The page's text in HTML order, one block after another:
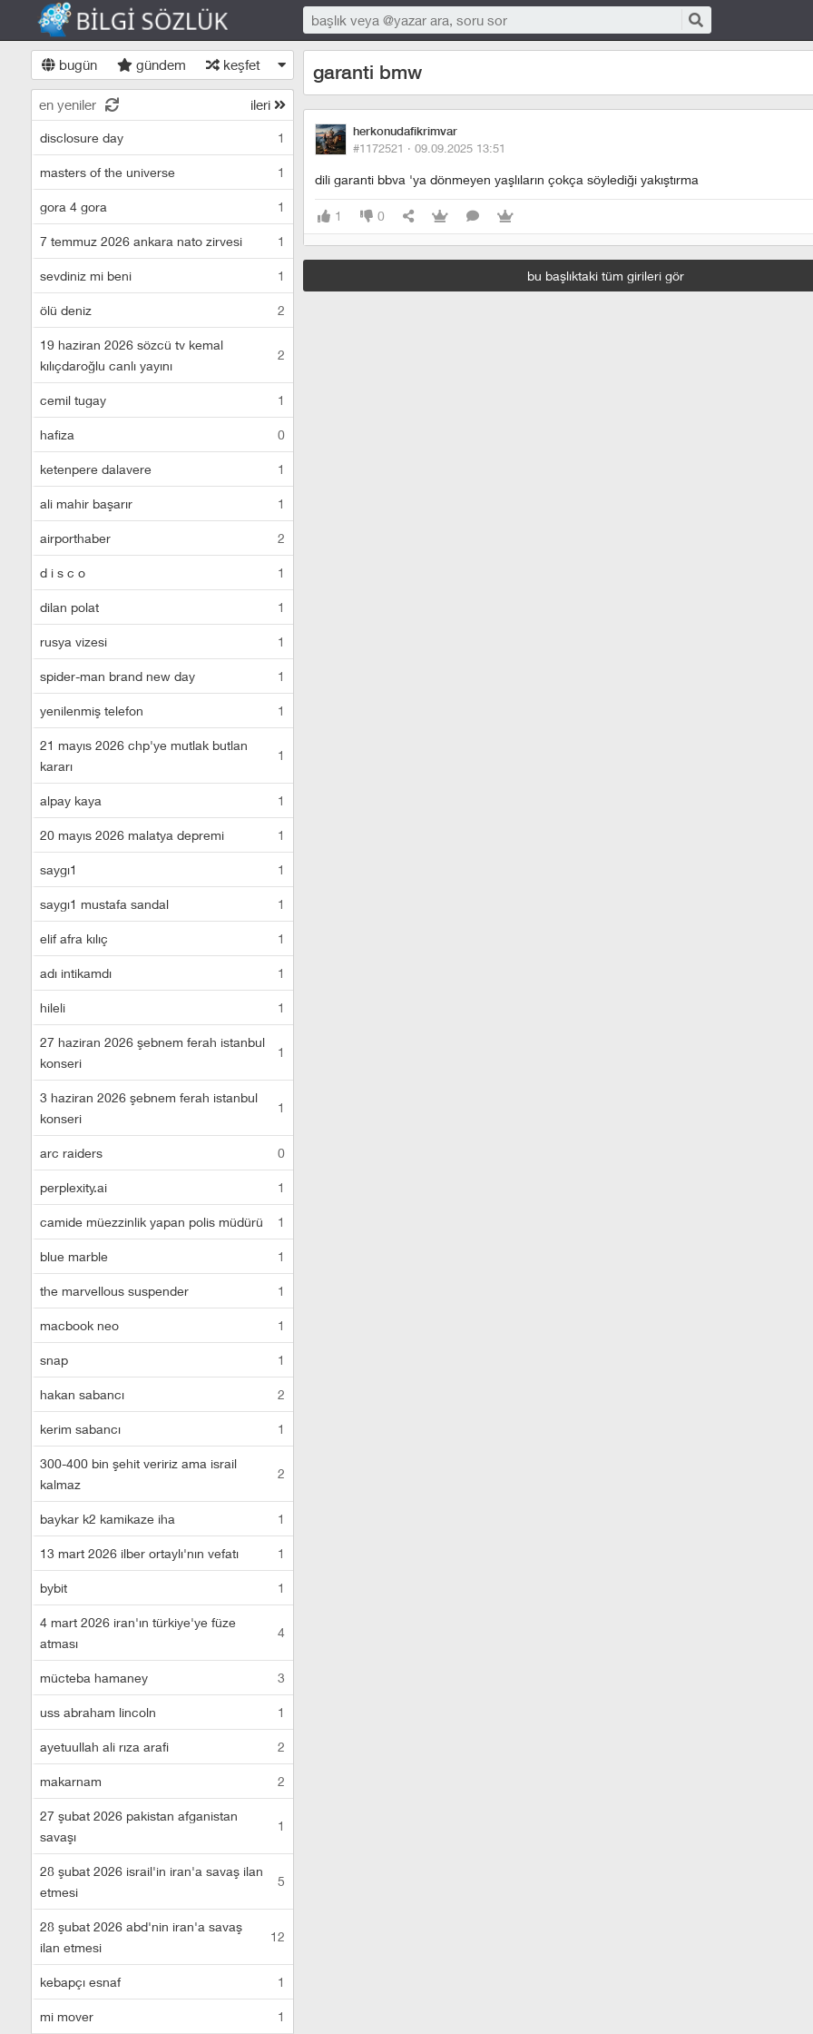
bugün gündem keşfet
en yeniler ileri
disclosure day 1
masters of the universe 1
gora 4 gora 1
7 temmuz 2026 ankara nato zirvesi 1
sevdiniz mi beni 1
ölü deniz 2
19 haziran 2026 sözcü tv kemal
kılıçdaroğlu canlı yayını
2
cemil tugay 1
hafiza 0
ketenpere dalavere 1
ali mahir başarır 1
airporthaber 2
d i s c o 1
dilan polat 1
rusya vizesi 1
spider-man brand new day 1
yenilenmiş telefon 1
21 mayıs 2026 chp'ye mutlak butlan
kararı
1
alpay kaya 1
20 mayıs 2026 malatya depremi 1
saygı1 1
saygı1 mustafa sandal 1
elif afra kılıç 1
adı intikamdı 1
hileli 1
27 haziran 2026 şebnem ferah istanbul
konseri
1
3 haziran 2026 şebnem ferah istanbul
konseri
1
arc raiders 0
perplexity.ai 1
camide müezzinlik yapan polis müdürü 1
blue marble 1
the marvellous suspender 1
macbook neo 1
snap 1
hakan sabancı 2
kerim sabancı 1
300-400 bin şehit veririz ama israil
kalmaz
2
baykar k2 kamikaze iha 1
13 mart 2026 ilber ortaylı'nın vefatı 1
bybit 1
4 mart 2026 iran'ın türkiye'ye füze
atması
4
mücteba hamaney 3
uss abraham lincoln 1
ayetuullah ali rıza arafi 2
makarnam 2
27 şubat 2026 pakistan afganistan
savaşı
1
28 şubat 2026 israil'in iran'a savaş ilan
etmesi
5
28 şubat 2026 abd'nin iran'a savaş
ilan etmesi
12
kebapçı esnaf 1
mi mover 1
garanti bmw
herkonudafikrimvar
#1172521 · 09.09.2025 13:51
dili garanti bbva 'ya dönmeyen yaşlıların çokça söylediği yakıştırma
1 0
bu başlıktaki tüm girileri gör